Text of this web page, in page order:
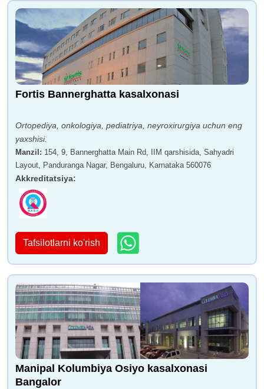
Fortis Bannerghatta kasalxonasi
Ortopediya, onkologiya, pediatriya, neyroxirurgiya uchun eng
yaxshisi.
Manzil : 154, 9, Bannerghatta Main Rd, IIM qarshisida, Sahyadri
Layout, Panduranga Nagar, Bengaluru, Karnataka 560076
Akkreditatsiya:
Tafsilotlarni ko'rish
Manipal Kolumbiya Osiyo kasalxonasi
Bangalor